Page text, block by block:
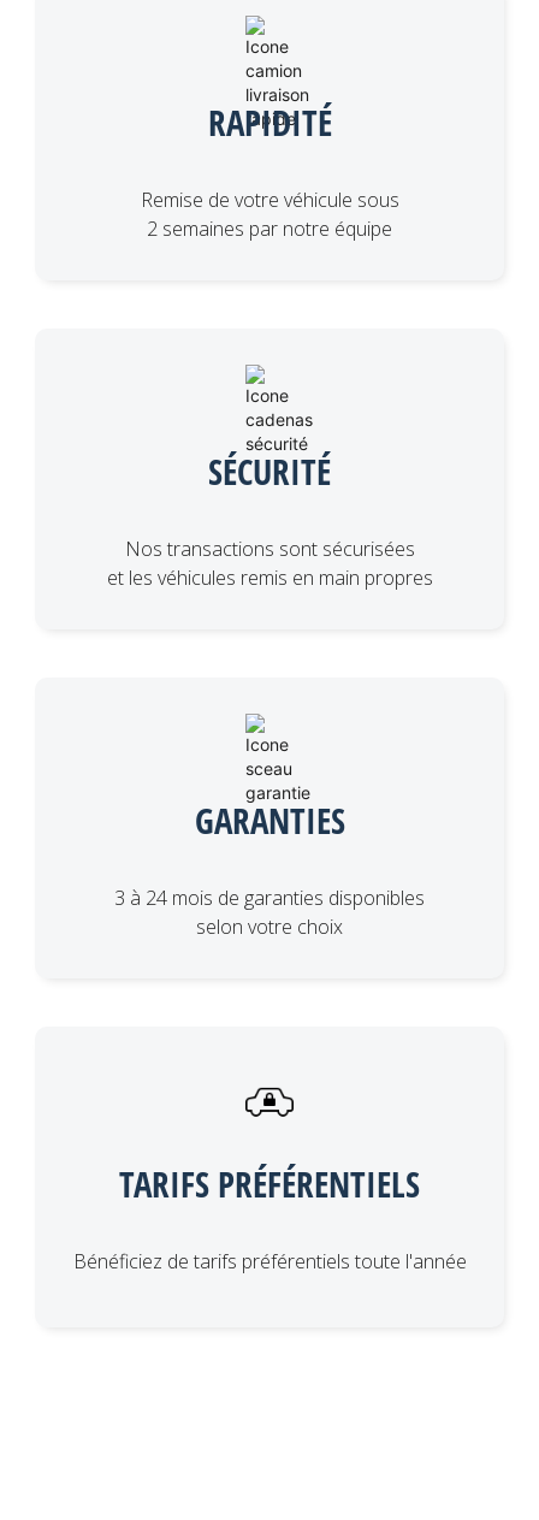
RAPIDITÉ
Remise de votre véhicule sous
2 semaines par notre équipe
SÉCURITÉ
Nos transactions sont sécurisées
et les véhicules remis en main propres
GARANTIES
3 à 24 mois de garanties disponibles
selon votre choix
TARIFS PRÉFÉRENTIELS
Bénéficiez de tarifs préférentiels toute l'année